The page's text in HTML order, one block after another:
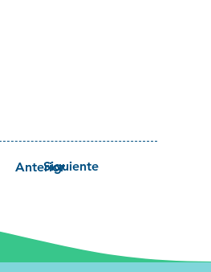
Siguiente
Anterior